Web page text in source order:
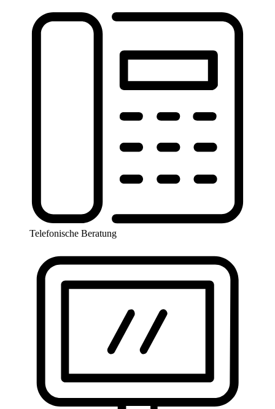
Telefonische Beratung